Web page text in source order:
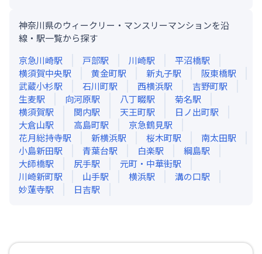
神奈川県のウィークリー・マンスリーマンションを沿
線・駅一覧から探す
京急川崎駅 戸部駅 川崎駅 平沼橋駅
横須賀中央駅 黄金町駅 新丸子駅 阪東橋駅
武蔵小杉駅 石川町駅 西横浜駅 吉野町駅
生麦駅 向河原駅 八丁畷駅 菊名駅
横須賀駅 関内駅 天王町駅 日ノ出町駅
大倉山駅 高島町駅 京急鶴見駅
花月総持寺駅 新横浜駅 桜木町駅 南太田駅
小島新田駅 青葉台駅 白楽駅 綱島駅
大師橋駅 尻手駅 元町・中華街駅
川崎新町駅 山手駅 横浜駅 溝の口駅
妙蓮寺駅 日吉駅